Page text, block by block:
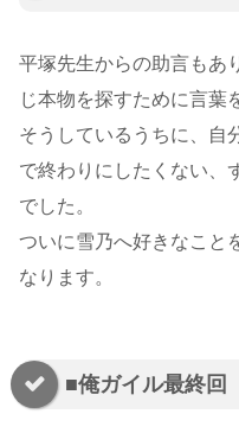
平塚先生からの助言もあ
じ本物を探すために言葉
そうしているうちに、自
で終わりにしたくない、
でした。
ついに雪乃へ好きなこと
なります。
■俺ガイル最終